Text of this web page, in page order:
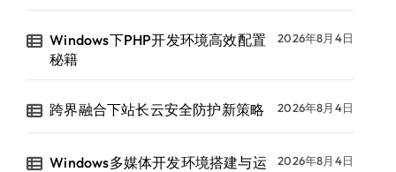
Windows下PHP开发环境高效配置
秘籍
2026年8月4日
跨界融合下站长云安全防护新策略 2026年8月4日
Windows多媒体开发环境搭建与运
2026年8月4日